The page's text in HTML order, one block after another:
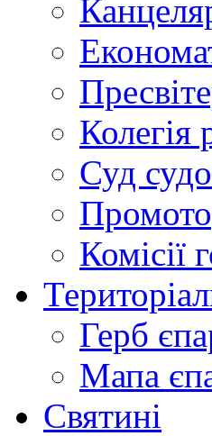
Колегія
Суд
Комісії
Герб
Мапа
Святині